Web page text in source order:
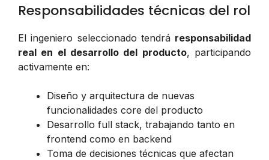
Responsabilidades técnicas del rol
El ingeniero seleccionado tendrá responsabilidad
real en el desarrollo del producto, participando
activamente en:
Diseño y arquitectura de nuevas
funcionalidades core del producto
Desarrollo full stack, trabajando tanto en
frontend como en backend
Toma de decisiones técnicas que afectan